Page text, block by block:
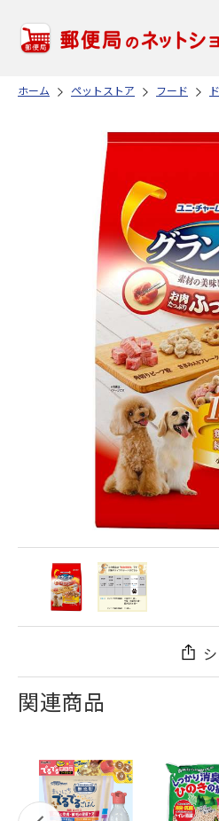
ホーム ペットストア フード
関連商品